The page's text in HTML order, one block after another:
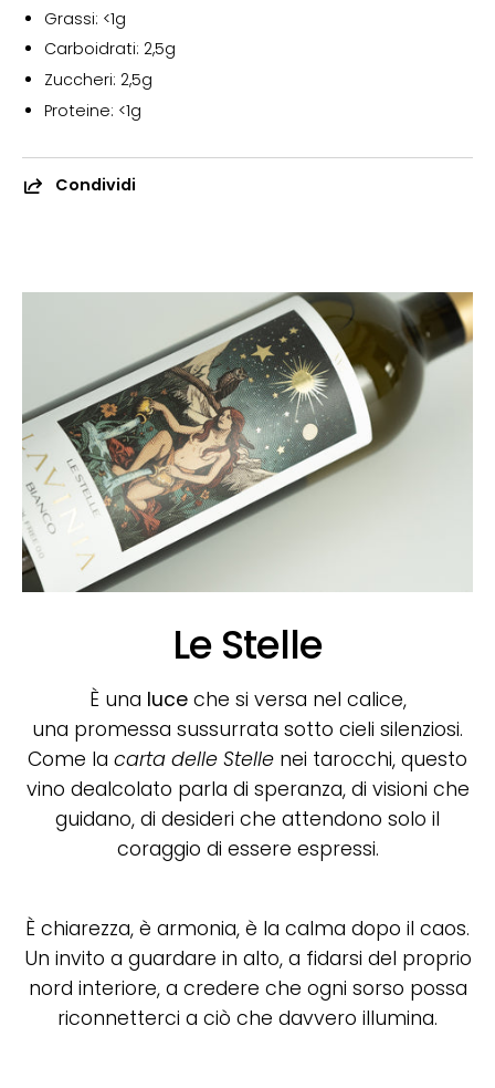
Grassi: <1g
Carboidrati: 2,5g
Zuccheri: 2,5g
Proteine: <1g
Contiene circa
Condividi
Le Stelle
È una luceche si versa nel calice,
una promessa sussurrata sotto cieli silenziosi.
Come la carta delle Stelle nei tarocchi, questo
vino dealcolato parla di speranza, di visioni che
guidano, di desideri che attendono solo il
coraggio di essere espressi.
È chiarezza, è armonia, è la calma dopo il caos.
Un invito a guardare in alto, a fidarsi del proprio
nord interiore, a credere che ogni sorso possa
riconnetterci a ciò che davvero illumina.